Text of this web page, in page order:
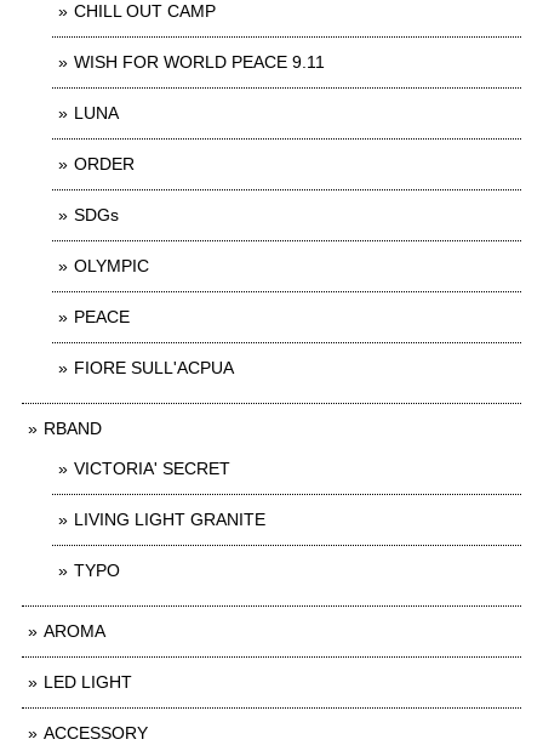
CHILL OUT CAMP
WISH FOR WORLD PEACE 9.11
LUNA
ORDER
SDGs
OLYMPIC
PEACE
FIORE SULL'ACPUA
RBAND
VICTORIA' SECRET
LIVING LIGHT GRANITE
TYPO
AROMA
LED LIGHT
ACCESSORY